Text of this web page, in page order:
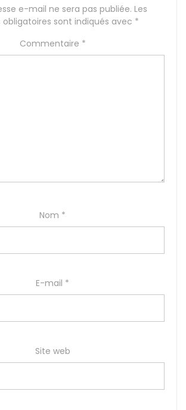
e-mail ne sera pas publiée. Les
sont indiqués avec *
Commentaire *
Nom *
E-mail *
Site web